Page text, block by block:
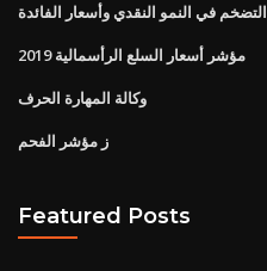
التضخم في النمو النقدي وأسعار الفائدة
مؤشر أسعار السلع الرأسمالية 2019
وكالة المهارة الحرف
ز مؤشر الفحم
Featured Posts